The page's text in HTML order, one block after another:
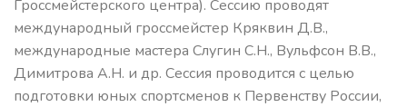
Гроссмейстерского центра). Сессию проводят
международный гроссмейстер Кряквин Д.В.,
международные мастера Слугин С.Н., Вульфсон В.В.,
Димитрова А.Н. и др. Сессия проводится с целью
подготовки юных спортсменов к Первенству России,